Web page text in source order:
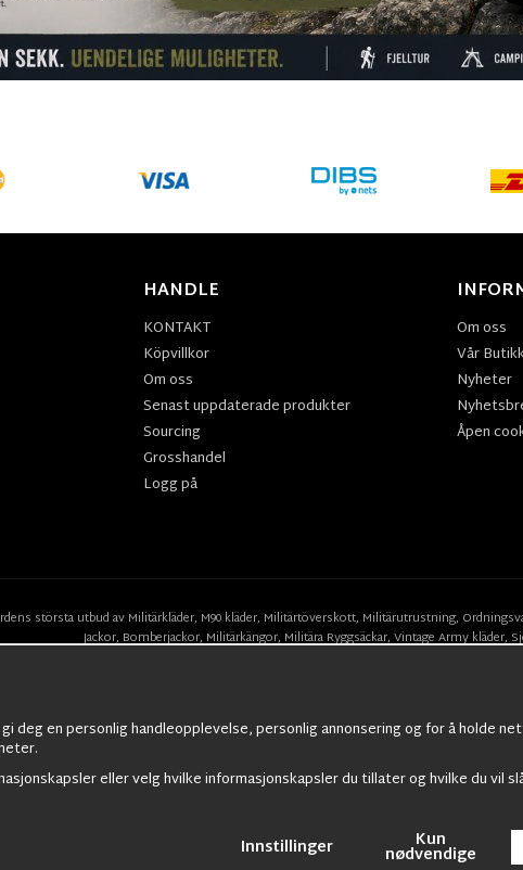
HANDLE
KONTAKT
Köpvillkor
Om oss
Senast uppdaterade produkter
Sourcing
Grosshandel
Logg på
Om oss
Vår
Nyheter
Åpen
största utbud av Militärkläder, M90 kläder, Militärtöverskott, Militärutrustning,
Jackor,Bomberjackor,Militärkängor,Militära Ryggsäckar,Vintage Army kläder,
© 2009 Nordic Army Gross HB All Rights
deg en personlig handleopplevelse, personlig annonsering og for å holde
eller velg hvilke informasjonskapsler du tillater og hvilke du vil
Innstillinger Kun
nødvendige